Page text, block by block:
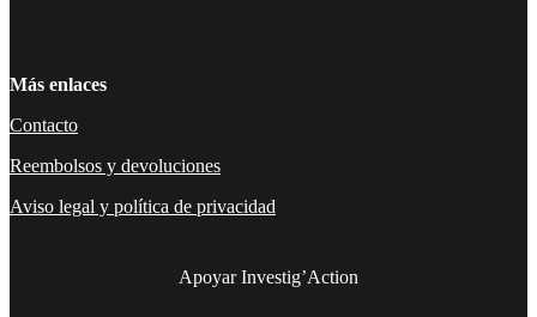
Más enlaces
Contacto
Reembolsos y devoluciones
Aviso legal y política de privacidad
Apoyar Investig’Action